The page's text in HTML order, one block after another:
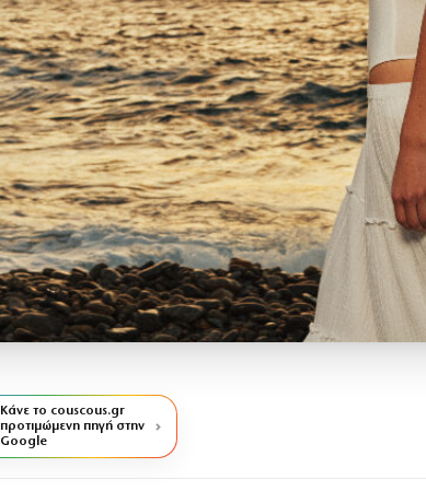
Κάνε το couscous.gr
προτιμώμενη πηγή στην
Google